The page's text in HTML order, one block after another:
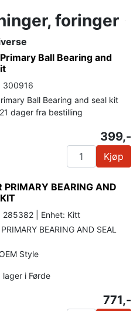
foringer
Ball Bearing and
300916
Ball Bearing and seal kit
dager fra bestilling
399,-
Kjøp
PRIMARY BEARING AND
285382 | Enhet: Kitt
BEARING AND SEAL
Style
lager i Førde
771,-